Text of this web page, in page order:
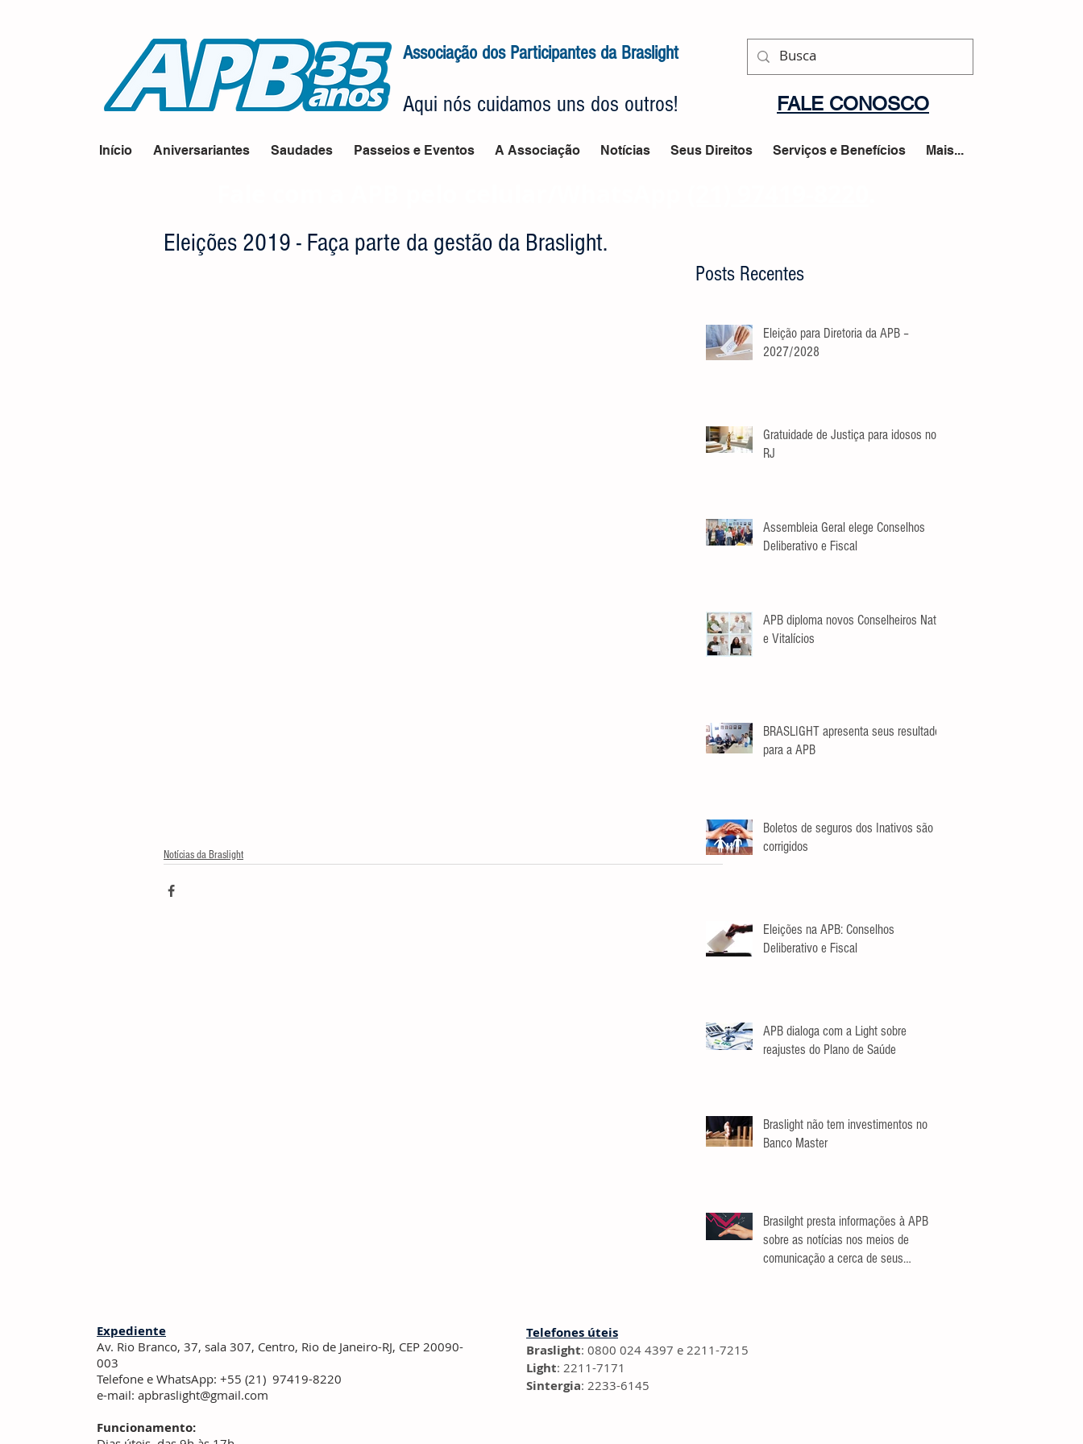
Associação dos Participantes da Braslight
Aqui nós cuidamos uns dos outros! FALE CONOSCO
Início Aniversariantes Saudades Passeios e Eventos A Associação Notícias Seus Direitos Serviços e Benefícios Mais...
Eleições 2019 - Faça parte da gestão da Braslight.
Notícias da Braslight
Posts Recentes
Eleição para Diretoria da APB –
2027/2028
Gratuidade de Justiça para idosos no
RJ
Assembleia Geral elege Conselhos
Deliberativo e Fiscal
APB diploma novos Conselheiros Nato
e Vitalícios
BRASLIGHT apresenta seus resultados
para a APB
Boletos de seguros dos Inativos são
corrigidos
Eleições na APB: Conselhos
Deliberativo e Fiscal
APB dialoga com a Light sobre
reajustes do Plano de Saúde
Braslight não tem investimentos no
Banco Master
Brasilght presta informações à APB
sobre as notícias nos meios de
comunicação a cerca de seus
Expediente
Av. Rio Branco, 37, sala 307, Centro, Rio de Janeiro-RJ, CEP 20090-
003
Telefone e WhatsApp: +55 (21) 97419-8220
e-mail: apbraslight@gmail.com
Funcionamento:
Telefones úteis
Braslight: 0800 024 4397 e 2211-7215
Light: 2211-7171
Sintergia: 2233-6145